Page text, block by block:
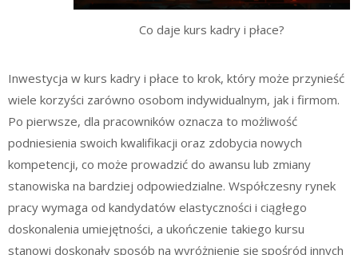
Co daje kurs kadry i płace?
Inwestycja w kurs kadry i płace to krok, który może przynieść
wiele korzyści zarówno osobom indywidualnym, jak i firmom.
Po pierwsze, dla pracowników oznacza to możliwość
podniesienia swoich kwalifikacji oraz zdobycia nowych
kompetencji, co może prowadzić do awansu lub zmiany
stanowiska na bardziej odpowiedzialne. Współczesny rynek
pracy wymaga od kandydatów elastyczności i ciągłego
doskonalenia umiejętności, a ukończenie takiego kursu
stanowi doskonały sposób na wyróżnienie się spośród innych